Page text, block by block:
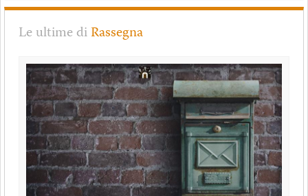
Le ultime diRassegna